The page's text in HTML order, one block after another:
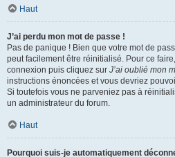
Haut
J’ai perdu mon mot de passe !
Pas de panique ! Bien que votre mot de
peut facilement être réinitialisé. Pour ce
connexion puis cliquez sur J’ai oublié mon
instructions énoncées et vous devriez
Si toutefois vous ne parveniez pas à
un administrateur du forum.
Haut
Pourquoi suis-je automatiquement